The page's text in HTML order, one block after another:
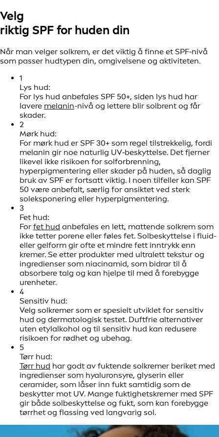
Velg
riktig SPF for huden din
Når man velger solkrem, er det viktig å finne et SPF‑nivå
som passer hudtypen din, omgivelsene og aktiviteten.
1
Lys hud:
For lys hud anbefales SPF 50+, siden lys hud har
lavere melanin-nivå og lettere blir solbrent og får
skader.
2
Mørk hud:
For mørk hud er SPF 30+ som regel tilstrekkelig, fordi
melanin gir noe naturlig UV‑beskyttelse. Det fjerner
likevel ikke risikoen for solforbrenning,
hyperpigmentering eller skader på huden, så daglig
bruk av SPF er fortsatt viktig. I noen tilfeller kan SPF
50 være anbefalt, særlig for ansiktet ved sterk
soleksponering eller hyperpigmentering.
3
Fet hud:
For fet hud anbefales en lett, mattende solkrem som
ikke tetter porene eller føles fet. Solbeskyttelse i fluid-
eller gelform gir ofte et mindre fett inntrykk enn
kremer. Se etter produkter med ultralett tekstur og
ingredienser som niacinamid, som bidrar til å
absorbere talg og kan hjelpe til med å forebygge
urenheter.
4
Sensitiv hud:
Velg solkremer som er spesielt utviklet for sensitiv
hud og dermatologisk testet. Duftfrie alternativer
uten etylalkohol og til sensitiv hud kan redusere
risikoen for rødhet og ubehag.
5
Tørr hud:
Tørr hud har godt av fuktende solkremer beriket med
ingredienser som hyaluronsyre, glyserin eller
ceramider, som låser inn fukt samtidig som de
beskytter mot UV. Mange fuktighetskremer med SPF
gir både solbeskyttelse og fukt, som kan forebygge
tørrhet og flassing ved langvarig sol.